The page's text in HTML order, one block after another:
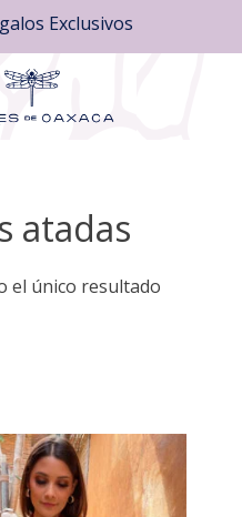
Exclusivos
atadas
el único resultado